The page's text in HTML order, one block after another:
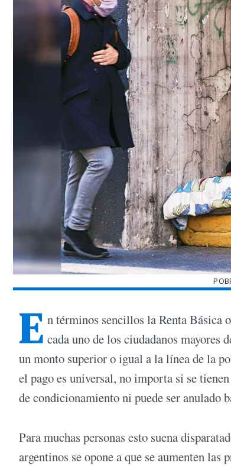
E n términos sencillos la Renta Básica
cada uno de los ciudadanos mayores
un monto superior o igual a la línea de la
el pago es universal, no importa si se
de condicionamiento ni puede ser anulado
Para muchas personas esto suena
argentinos se opone a que se aumenten